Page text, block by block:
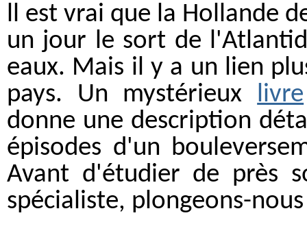
ll est vrai que la Hollande
un jour le sort de
eaux. Mais il y a un lien
pays. Un mystérieux livre
donne une description
épisodes d'un
Avant d'étudier de près
spécialiste, plongeons-